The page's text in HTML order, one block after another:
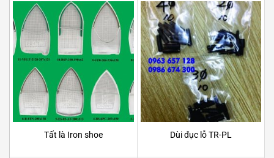
Tất là Iron shoe Dùi đục lỗ TR-PL